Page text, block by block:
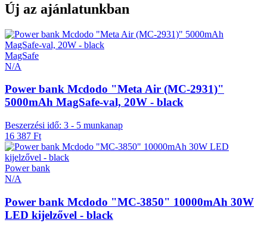
Új az ajánlatunkban
MagSafe
N/A
Power bank Mcdodo "Meta Air (MC-2931)"
5000mAh MagSafe-val, 20W - black
Beszerzési idő: 3 - 5 munkanap
16 387 Ft
Power bank
N/A
Power bank Mcdodo "MC-3850" 10000mAh 30W
LED kijelzővel - black